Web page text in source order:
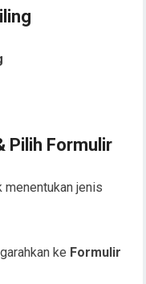
Pilih Formulir
menentukan jenis
ke Formulir